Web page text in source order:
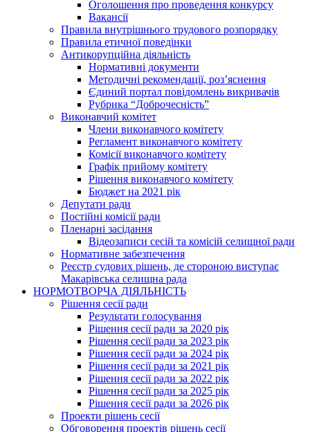
Оголошення про проведення конкурсу
Вакансії
Правила внутрішнього трудового розпорядку
Правила етичної поведінки
Антикорупційна діяльність
Нормативні документи
Методичні рекомендації, роз’яснення
Єдиний портал повідомлень викривачів
Рубрика “Доброчесність”
Виконавчий комітет
Члени виконавчого комітету
Регламент виконавчого комітету
Комісії виконавчого комітету
Графік прийому комітету
Рішення виконавчого комітету
Бюджет на 2021 рік
Депутати ради
Постійні комісії ради
Пленарні засідання
Відеозаписи сесій та комісій селищної ради
Нормативне забезпечення
Реєстр судових рішень, де стороною виступає
Макарівська селищна рада
НОРМОТВОРЧА ДІЯЛЬНІСТЬ
Рішення сесії ради
Результати голосування
Рішення сесії ради за 2020 рік
Рішення сесії ради за 2023 рік
Рішення сесії ради за 2024 рік
Рішення сесії ради за 2021 рік
Рішення сесії ради за 2022 рік
Рішення сесії ради за 2025 рік
Рішення сесії ради за 2026 рік
Проекти рішень сесії
Обговорення проектів рішень сесії